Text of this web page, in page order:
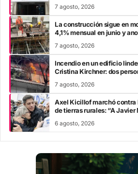
7 agosto, 2026
La construcción sigue en
4,1% mensual en junio y
7 agosto, 2026
Incendio en un edificio
Cristina Kirchner: dos
7 agosto, 2026
Axel Kicillof marchó
de tierras rurales: “A Javier
6 agosto, 2026